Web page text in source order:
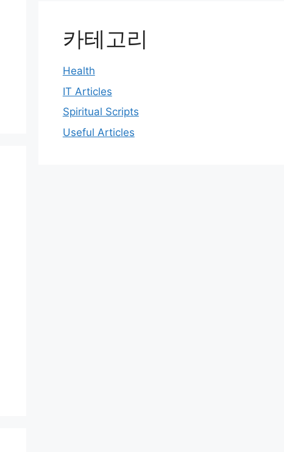
카테고리
Health
IT Articles
Spiritual Scripts
Useful Articles